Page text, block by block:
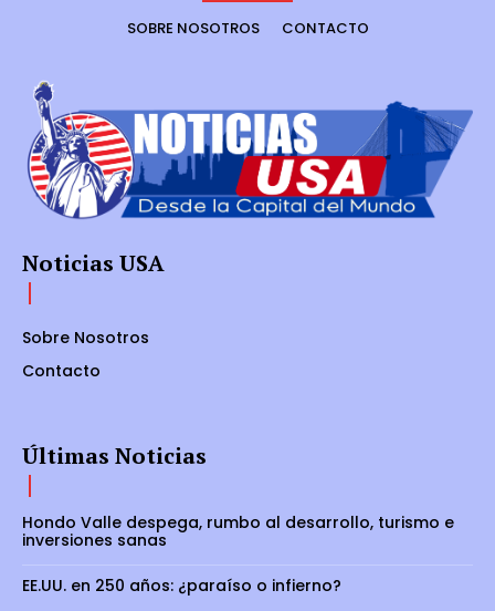
SOBRE NOSOTROS CONTACTO
Noticias USA
Sobre Nosotros
Contacto
Últimas Noticias
Hondo Valle despega, rumbo al desarrollo, turismo e
inversiones sanas
EE.UU. en 250 años: ¿paraíso o infierno?